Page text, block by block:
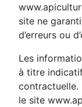
site ne
d’erreurs ou
Les
à titre
contractuelle.
le site